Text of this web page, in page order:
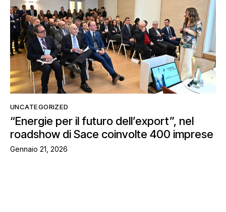
UNCATEGORIZED
“Energie per il futuro dell’export”, nel
roadshow di Sace coinvolte 400 imprese
Gennaio 21, 2026